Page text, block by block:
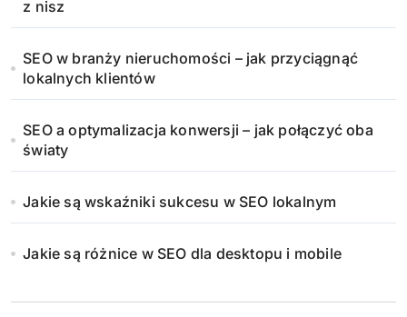
z nisz
SEO w branży nieruchomości – jak przyciągnąć
lokalnych klientów
SEO a optymalizacja konwersji – jak połączyć oba
światy
Jakie są wskaźniki sukcesu w SEO lokalnym
Jakie są różnice w SEO dla desktopu i mobile